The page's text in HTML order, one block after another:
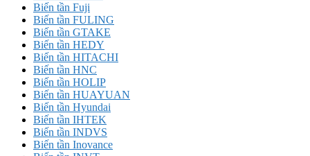
Biến tần Fuji
Biến tần FULING
Biến tần GTAKE
Biến tần HEDY
Biến tần HITACHI
Biến tần HNC
Biến tần HOLIP
Biến tần HUAYUAN
Biến tần Hyundai
Biến tần IHTEK
Biến tần INDVS
Biến tần Inovance